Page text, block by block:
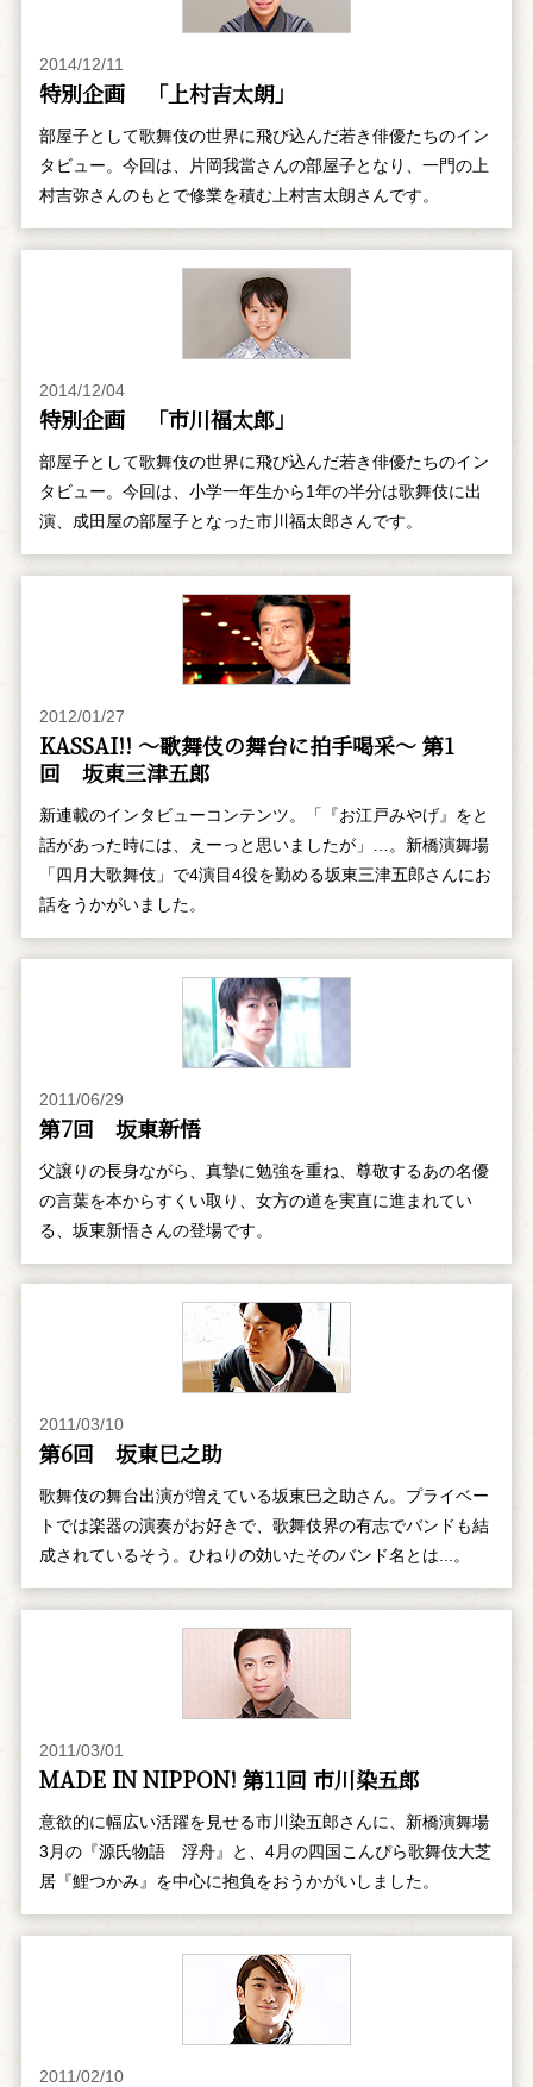
2014/12/11
特別企画 「上村吉太朗」
部屋子として歌舞伎の世界に飛び込んだ若き俳優たちのイン
タビュー。今回は、片岡我當さんの部屋子となり、一門の上
村吉弥さんのもとで修業を積む上村吉太朗さんです。
2014/12/04
特別企画 「市川福太郎」
部屋子として歌舞伎の世界に飛び込んだ若き俳優たちのイン
タビュー。今回は、小学一年生から1年の半分は歌舞伎に出
演、成田屋の部屋子となった市川福太郎さんです。
2012/01/27
KASSAI!! ～歌舞伎の舞台に拍手喝采～ 第1
回 坂東三津五郎
新連載のインタビューコンテンツ。「『お江戸みやげ』をと
話があった時には、えーっと思いましたが」…。新橋演舞場
「四月大歌舞伎」で4演目4役を勤める坂東三津五郎さんにお
話をうかがいました。
2011/06/29
第7回 坂東新悟
父譲りの長身ながら、真摯に勉強を重ね、尊敬するあの名優
の言葉を本からすくい取り、女方の道を実直に進まれてい
る、坂東新悟さんの登場です。
2011/03/10
第6回 坂東巳之助
歌舞伎の舞台出演が増えている坂東巳之助さん。プライベー
トでは楽器の演奏がお好きで、歌舞伎界の有志でバンドも結
成されているそう。ひねりの効いたそのバンド名とは...。
2011/03/01
MADE IN NIPPON! 第11回 市川染五郎
意欲的に幅広い活躍を見せる市川染五郎さんに、新橋演舞場
3月の『源氏物語 浮舟』と、4月の四国こんぴら歌舞伎大芝
居『鯉つかみ』を中心に抱負をおうかがいしました。
2011/02/10